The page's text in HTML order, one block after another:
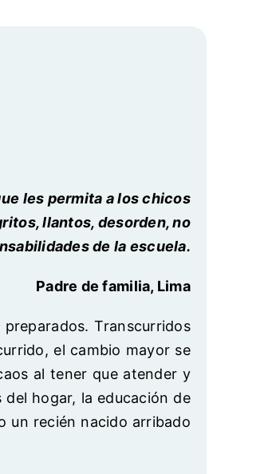
les permita a los chicos
llantos, desorden, no
de la escuela.
Padre de familia, Lima
Transcurridos
el cambio mayor se
al tener que atender y
hogar, la educación de
un recién nacido arribado